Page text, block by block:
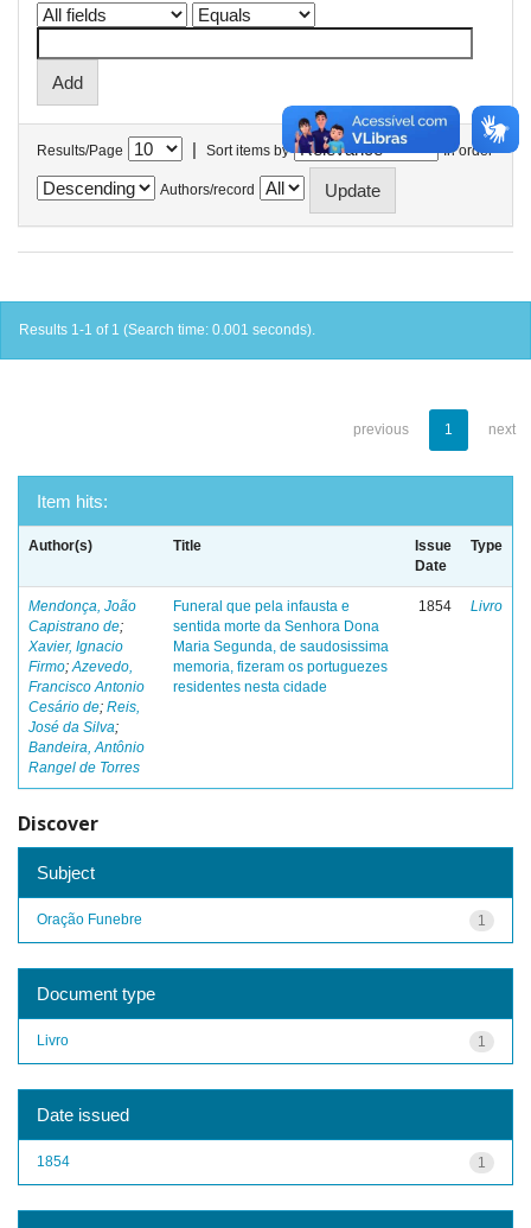
Results/Page | Sort items by In order
Authors/record
Results 1-1 of 1 (Search time: 0.001 seconds).
previous 1 next
Item hits:
Author(s) Title
Issue
Date
Type
Mendonça, João
Capistrano de;
Xavier, Ignacio
Firmo;Azevedo,
Francisco Antonio
Cesário de; Reis,
José da Silva;
Bandeira, Antônio
Rangel de Torres
Funeral que pela infausta e
sentida morte da Senhora Dona
Maria Segunda, de saudosissima
memoria, fizeram os portuguezes
residentes nesta cidade
1854 Livro
Discover
Subject
1
Oração Funebre
Document type
1
Livro
Date issued
1
1854